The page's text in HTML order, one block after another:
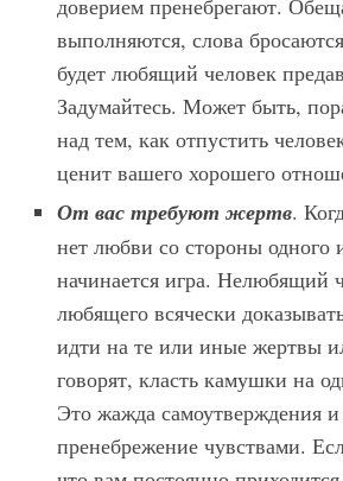
доверием пренебрегают.
выполняются, слова
будет любящий человек
Задумайтесь. Может быть,
над тем, как отпустить
ценит вашего хорошего
От вас требуют жертв.
нет любви со стороны одного
начинается игра. Нелюбящий
любящего всячески
идти на те или иные жертвы
говорят, класть камушки на
Это жажда самоутверждения
пренебрежение чувствами.